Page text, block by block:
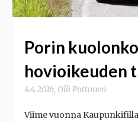
Porin
hovioikeuden
4.4.2016, Olli Pottonen
Viime vuonna